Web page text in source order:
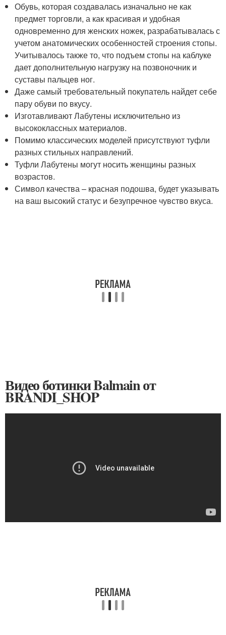
Обувь, которая создавалась изначально не как
предмет торговли, а как красивая и удобная
одновременно для женских ножек, разрабатывалась с
учетом анатомических особенностей строения стопы.
Учитывалось также то, что подъем стопы на каблуке
дает дополнительную нагрузку на позвоночник и
суставы пальцев ног.
Даже самый требовательный покупатель найдет себе
пару обуви по вкусу.
Изготавливают Лабутены исключительно из
высококлассных материалов.
Помимо классических моделей присутствуют туфли
разных стильных направлений.
Туфли Лабутены могут носить женщины разных
возрастов.
Символ качества – красная подошва, будет указывать
на ваш высокий статус и безупречное чувство вкуса.
Видео ботинки Balmain от
BRANDI_SHOP